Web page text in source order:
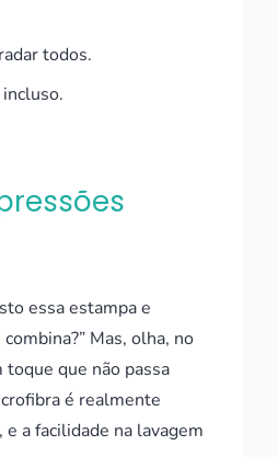
todos.
essa estampa e
Mas, olha, no
que não passa
é realmente
a facilidade na lavagem